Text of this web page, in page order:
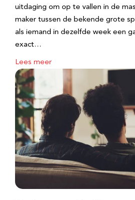
uitdaging om op te vallen in de
maker tussen de bekende grote
als iemand in dezelfde week een
exact…
Lees meer